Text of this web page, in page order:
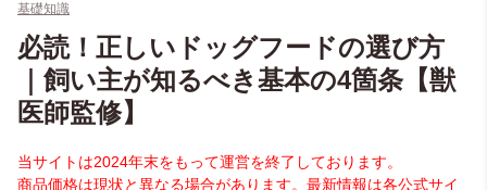
基礎知識
必読！正しいドッグフードの選び方
｜飼い主が知るべき基本の4箇条【獣
医師監修】
当サイトは2024年末をもって運営を終了しております。
商品価格は現状と異なる場合があります。最新情報は各公式サイ